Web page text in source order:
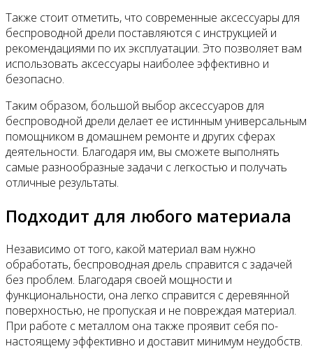
Также стоит отметить, что современные аксессуары для
беспроводной дрели поставляются с инструкцией и
рекомендациями по их эксплуатации. Это позволяет вам
использовать аксессуары наиболее эффективно и
безопасно.
Таким образом, большой выбор аксессуаров для
беспроводной дрели делает ее истинным универсальным
помощником в домашнем ремонте и других сферах
деятельности. Благодаря им, вы сможете выполнять
самые разнообразные задачи с легкостью и получать
отличные результаты.
Подходит для любого материала
Независимо от того, какой материал вам нужно
обработать, беспроводная дрель справится с задачей
без проблем. Благодаря своей мощности и
функциональности, она легко справится с деревянной
поверхностью, не пропуская и не повреждая материал.
При работе с металлом она также проявит себя по-
настоящему эффективно и доставит минимум неудобств.